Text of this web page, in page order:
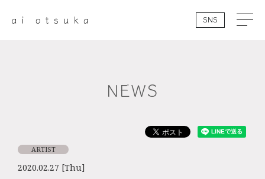
SNS
NEWS
2020.02.27 [Thu]
ARTIST